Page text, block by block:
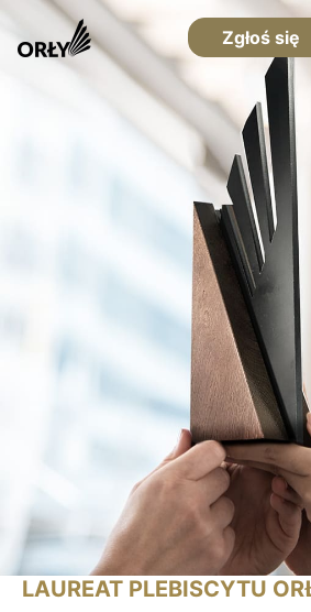
Zgłoś się
LAUREAT PLEBISCYTU